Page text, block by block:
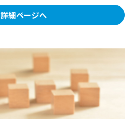
詳細ページへ